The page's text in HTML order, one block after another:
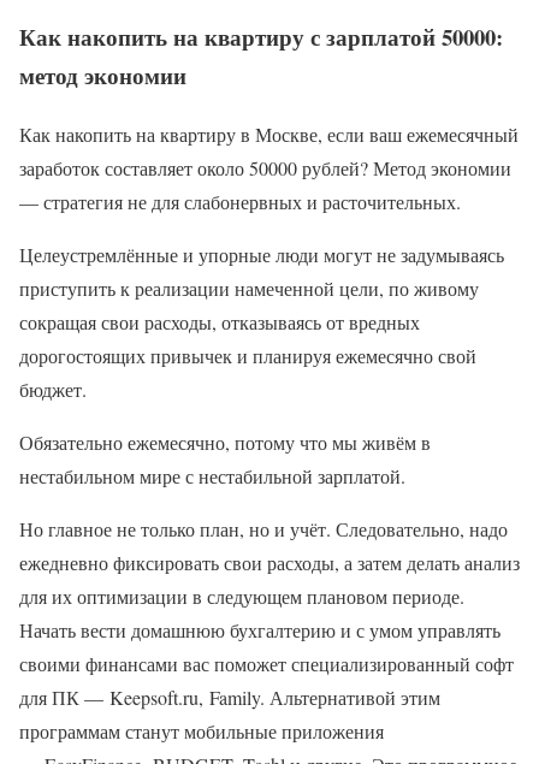
Как накопить на квартиру с зарплатой 50000:
метод экономии
Как накопить на квартиру в Москве, если ваш ежемесячный
заработок составляет около 50000 рублей? Метод экономии
— стратегия не для слабонервных и расточительных.
Целеустремлённые и упорные люди могут не задумываясь
приступить к реализации намеченной цели, по живому
сокращая свои расходы, отказываясь от вредных
дорогостоящих привычек и планируя ежемесячно свой
бюджет.
Обязательно ежемесячно, потому что мы живём в
нестабильном мире с нестабильной зарплатой.
Но главное не только план, но и учёт. Следовательно, надо
ежедневно фиксировать свои расходы, а затем делать анализ
для их оптимизации в следующем плановом периоде.
Начать вести домашнюю бухгалтерию и с умом управлять
своими финансами вас поможет специализированный софт
для ПК — Keepsoft.ru, Family. Альтернативой этим
программам станут мобильные приложения